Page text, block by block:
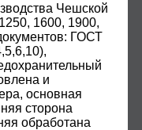
Чешской
1600, 1900,
ГОСТ
и
основная
сторона
обработана